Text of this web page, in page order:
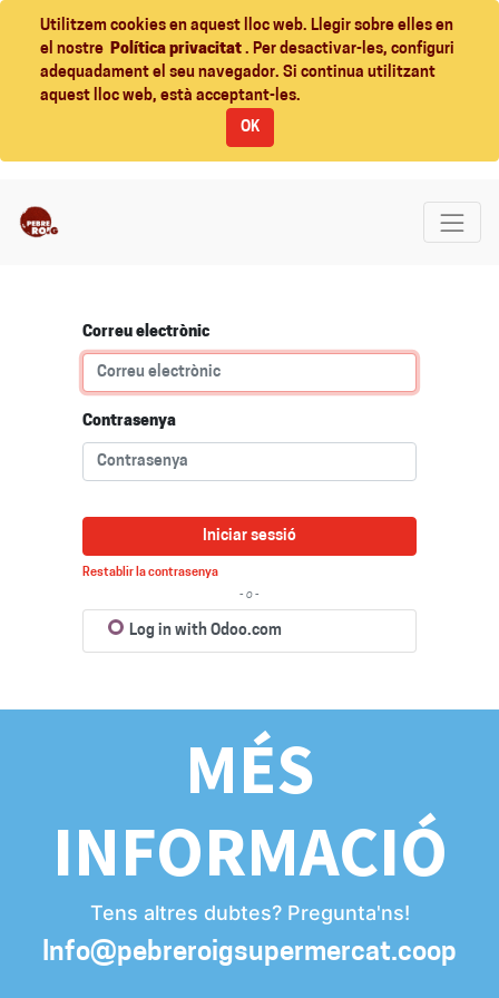
Utilitzem cookies en aquest lloc web. Llegir sobre elles en
el nostre Política privacitat . Per desactivar-les, configuri
adequadament el seu navegador. Si continua utilitzant
aquest lloc web, està acceptant-les.
OK
Correu electrònic
Contrasenya
Iniciar sessió
Restablir la contrasenya
- o -
Log in with Odoo.com
MÉS
INFORMACIÓ
Tens altres dubtes? Pregunta'ns!
Info@pebreroigsupermercat.coop